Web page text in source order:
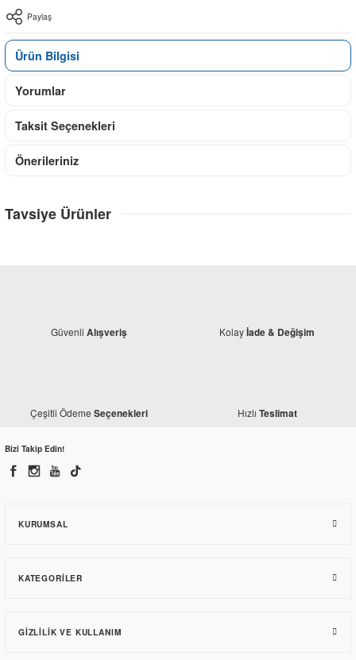
Paylaş
Ürün Bilgisi
Yorumlar
Taksit Seçenekleri
Önerileriniz
Tavsiye Ürünler
1.438,03 TL
Güvenli Alışveriş Kolayİade & Değişim
Çeşitli Ödeme Seçenekleri Hızlı Teslimat
Bizi Takip Edin!
KURUMSAL
KATEGORILER
GIZLILIK VE KULLANIM